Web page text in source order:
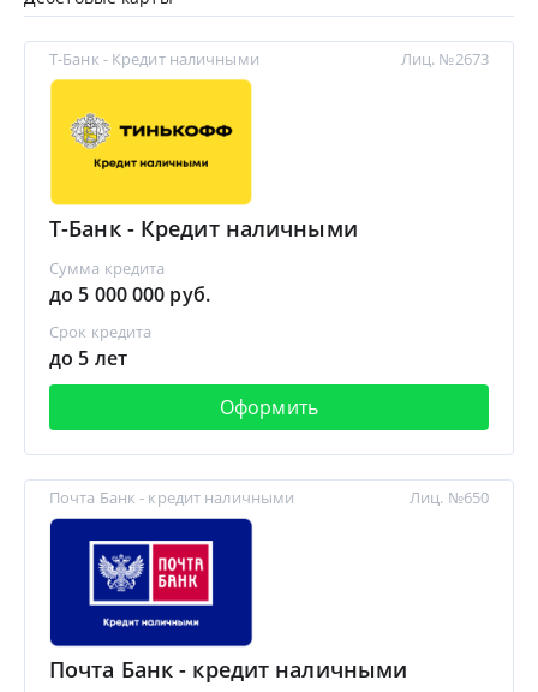
Т-Банк - Кредит наличными
Т-Банк - Кредит наличными
Сумма кредита
до 5 000 000 руб.
Срок кредита
до 5 лет
Оформить
Лиц. №2673
Почта Банк - кредит наличными
Почта Банк - кредит наличными
Лиц. №650